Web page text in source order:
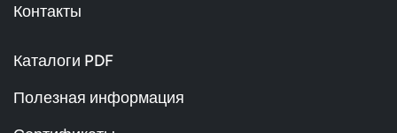
Контакты
Каталоги PDF
Полезная информация